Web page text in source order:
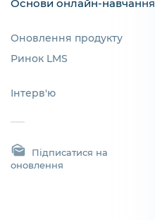
Основи онлайн-навчання
Оновлення продукту
Ринок LMS
Інтерв'ю
Підписатися на
оновлення